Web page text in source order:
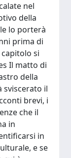
nel
della
lo porterà
prima di
si
Il matto di
della
sviscerato il
brevi, i
che il
in
in
e se